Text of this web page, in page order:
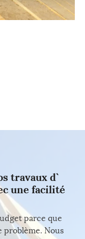
travaux d`
une facilité
parce que
problème. Nous